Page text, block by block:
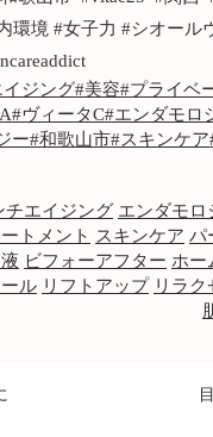
環境 #女子力 #シオール
ジング#美容#プライベ
#ヴィータC#エンダモロ
ー#和歌山市#スキンケア
チエイジング エンダモロ
トメント スキンケア パ
ビフォーアフター ホー
ル リフトアップ リラク